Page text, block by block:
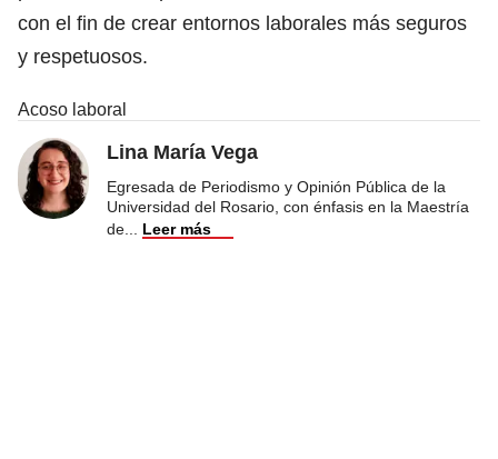
con el fin de crear entornos laborales más seguros
y respetuosos.
Acoso laboral
Lina María Vega
Egresada de Periodismo y Opinión Pública de la
Universidad del Rosario, con énfasis en la Maestría
de
Leer más